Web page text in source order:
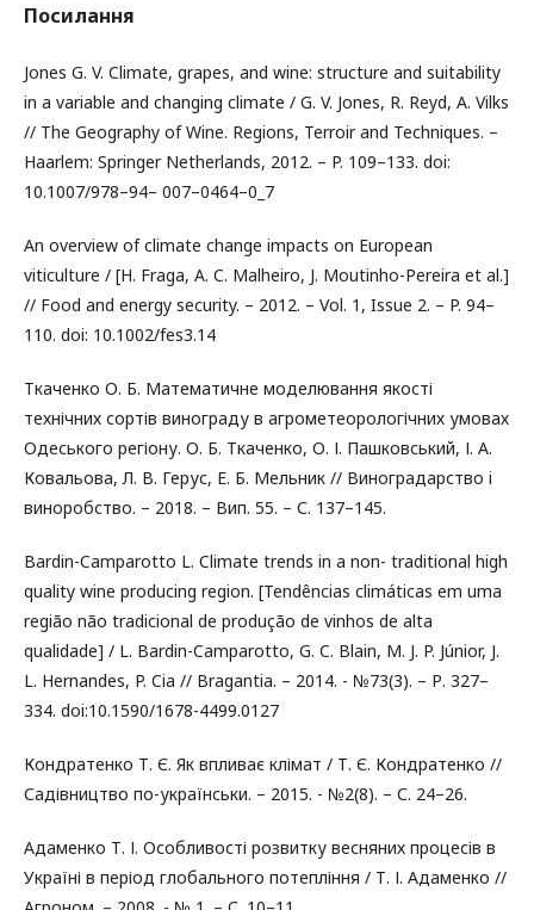
Посилання
Jones G. V. Climate, grapes, and wine: structure and suitability
in a variable and changing climate / G. V. Jones, R. Reyd, A. Vilks
// The Geography of Wine. Regions, Terroir and Techniques. –
Haarlem: Springer Netherlands, 2012. – P. 109–133. doi:
10.1007/978–94– 007–0464–0_7
An overview of climate change impacts on European
viticulture / [H. Fraga, A. C. Malheiro, J. Moutinho-Pereira et al.]
// Food and energy security. – 2012. – Vol. 1, Issue 2. – P. 94–
110. doi: 10.1002/fes3.14
Ткаченко О. Б. Математичне моделювання якості
технічних сортів винограду в агрометеорологічних умовах
Одеського регіону. О. Б. Ткаченко, О. І. Пашковський, І. А.
Ковальова, Л. В. Герус, Е. Б. Мельник // Виноградарство i
виноробство. – 2018. – Вип. 55. – С. 137–145.
Bardin-Camparotto L. Climate trends in a non- traditional high
quality wine producing region. [Tendências climáticas em uma
região não tradicional de produção de vinhos de alta
qualidade] / L. Bardin-Camparotto, G. C. Blain, M. J. P. Júnior, J.
L. Hernandes, P. Cia // Bragantia. – 2014. - №73(3). – Р. 327–
334. doi:10.1590/1678-4499.0127
Кондратенко Т. Є. Як впливає клімат / Т. Є. Кондратенко //
Садівництво по-українськи. – 2015. - №2(8). – С. 24–26.
Адаменко Т. І. Особливості розвитку весняних процесів в
Україні в період глобального потепління / Т. І. Адаменко //